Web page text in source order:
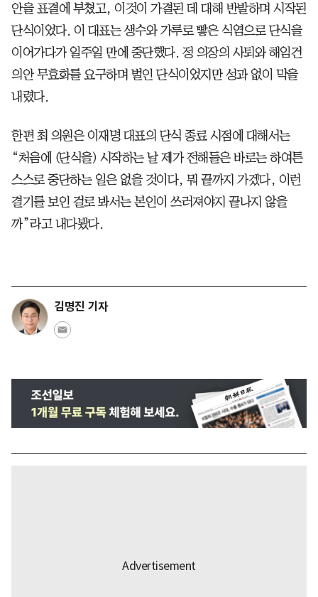
안을 표결에 부쳤고, 이것이 가결된 데 대해 반발하며 시작된
단식이었다. 이 대표는 생수와 가루로 빻은 식염으로 단식을
이어가다가 일주일 만에 중단했다. 정 의장의 사퇴와 해임건
의안 무효화를 요구하며 벌인 단식이었지만 성과 없이 막을
내렸다.
한편 최 의원은 이재명 대표의 단식 종료 시점에 대해서는
“처음에 (단식을) 시작하는 날 제가 전해들은 바로는 하여튼
스스로 중단하는 일은 없을 것이다, 뭐 끝까지 가겠다, 이런
결기를 보인 걸로 봐서는 본인이 쓰러져야지 끝나지 않을
까”라고 내다봤다.
김명진 기자